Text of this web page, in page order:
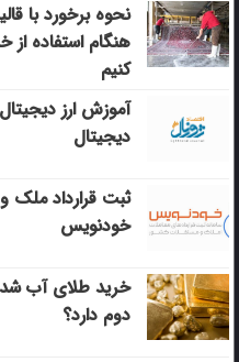
نحوه برخورد با
هنگام استفاده
کنیم
آموزش ارز
دیجیتال
ثبت قرارداد ملک
خودنویس
خرید طلای آب
دوم دارد؟